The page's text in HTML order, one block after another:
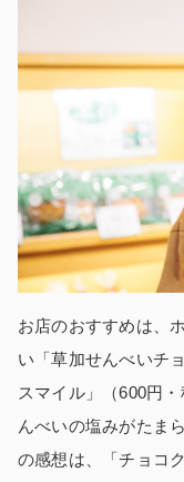
お店のおすすめは、
い「草加せんべいチ
スマイル」（600円
んべいの塩みがたま
の感想は、「チョコ